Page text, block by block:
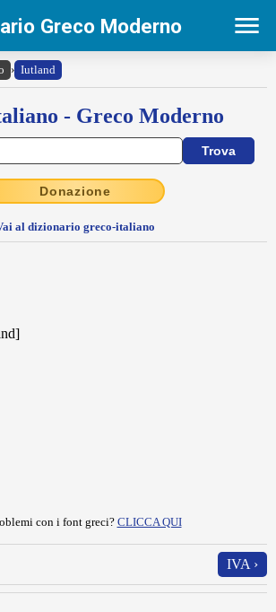
Greco Moderno
› Iutland
- Greco Moderno
Donazione
al dizionario greco-italiano
con i font greci? CLICCA QUI
IVA ›